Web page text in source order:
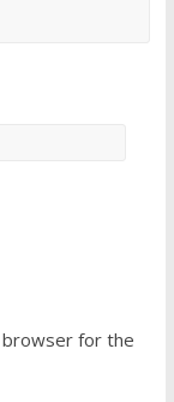
browser for the